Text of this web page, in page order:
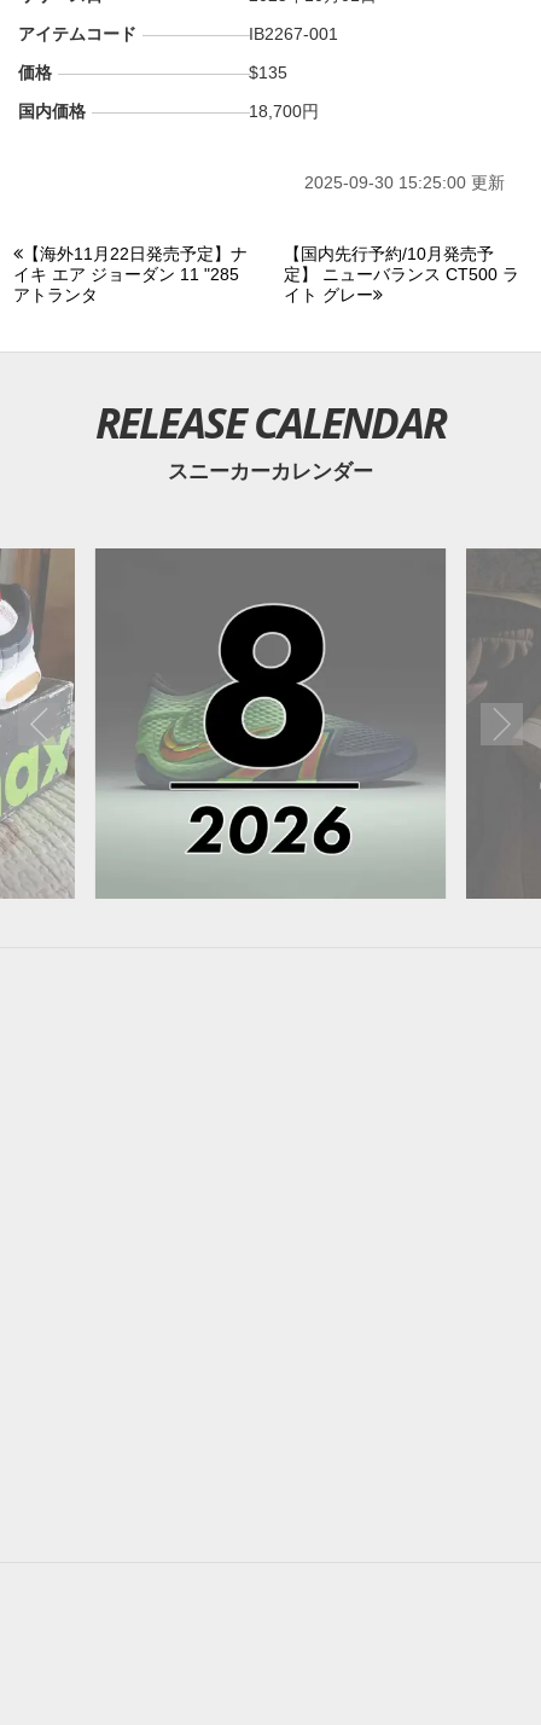
アイテムコード
IB2267-001
価格
$135
国内価格
18,700円
2025-09-30 15:25:00 更新
【海外11月22日発売予定】ナ
イキ エア ジョーダン 11 "285
アトランタ
【国内先行予約/10月発売予
定】 ニューバランス CT500 ラ
イト グレー
RELEASE CALENDAR
スニーカーカレンダー